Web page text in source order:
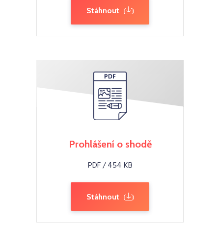
Stáhnout
Prohlášení o shodě
PDF / 454 KB
Stáhnout